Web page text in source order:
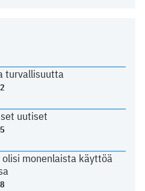
turvallisuutta
uutiset
monenlaista käyttöä